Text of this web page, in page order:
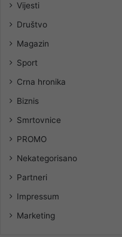
Vijesti
Društvo
Magazin
Sport
Crna hronika
Biznis
Smrtovnice
PROMO
Nekategorisano
Partneri
Impressum
Marketing